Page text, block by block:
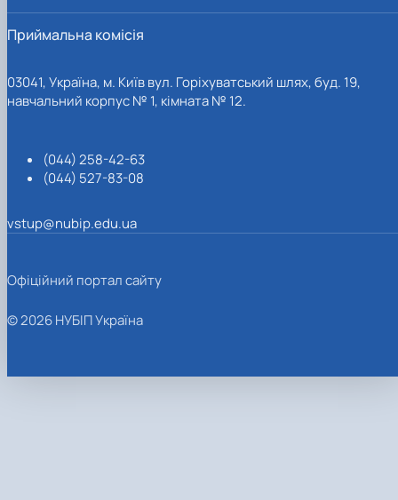
Приймальна комісія
03041, Україна, м. Київ вул. Горіхуватський шлях, буд. 19,
навчальний корпус № 1, кімната № 12.
(044) 258-42-63
(044) 527-83-08
vstup@nubip.edu.ua
Офіційний портал сайту
© 2026 НУБІП Україна